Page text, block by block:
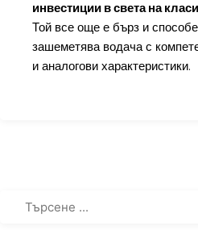
инвестиции в света на
Той все още е бърз и
зашеметява водача с
и аналогови характеристики.